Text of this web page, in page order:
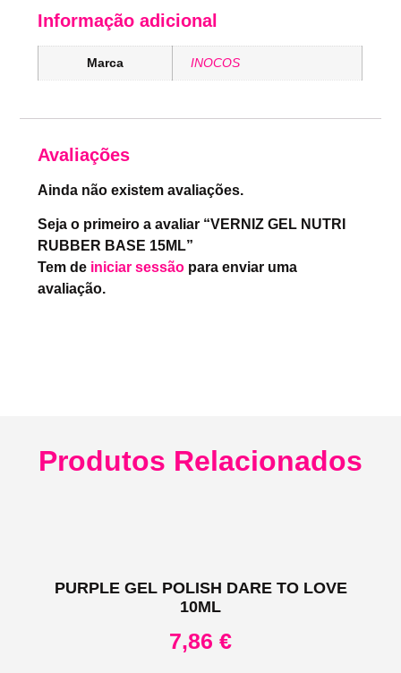
Informação adicional
Marca INOCOS
Avaliações
Ainda não existem avaliações.
Seja o primeiro a avaliar “VERNIZ GEL NUTRI
RUBBER BASE 15ML”
Tem de iniciar sessão para enviar uma
avaliação.
Produtos Relacionados
PURPLE GEL POLISH DARE TO LOVE
10ML
7,86 €